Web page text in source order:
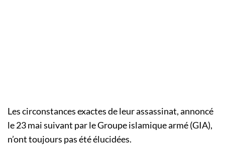
Les circonstances exactes de leur assassinat, annoncé
le 23 mai suivant par le Groupe islamique armé (GIA),
n’ont toujours pas été élucidées.